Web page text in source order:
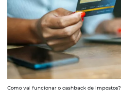
Como vai funcionar o cashback de impostos?